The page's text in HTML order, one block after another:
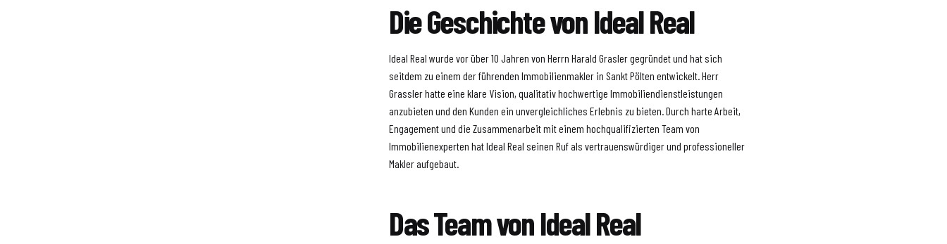
Die Geschichte von Ideal Real
Ideal Real wurde vor über 10 Jahren von Herrn Harald Grasler gegründet und hat sich
seitdem zu einem der führenden Immobilienmakler in Sankt Pölten entwickelt. Herr
Grassler hatte eine klare Vision, qualitativ hochwertige Immobiliendienstleistungen
anzubieten und den Kunden ein unvergleichliches Erlebnis zu bieten. Durch harte Arbeit,
Engagement und die Zusammenarbeit mit einem hochqualifizierten Team von
Immobilienexperten hat Ideal Real seinen Ruf als vertrauenswürdiger und professioneller
Makler aufgebaut.
Das Team von Ideal Real